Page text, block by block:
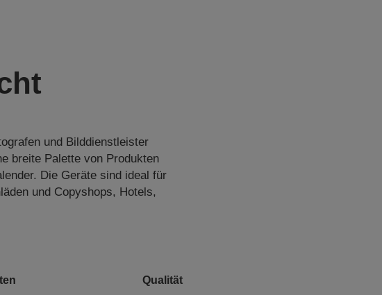
und Bilddienstleister
breite Palette von Produkten
Die Geräte sind ideal für
und Copyshops, Hotels,
Qualität